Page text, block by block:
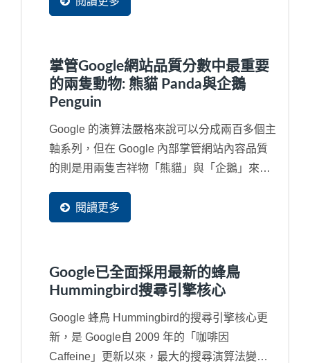
掌管Google網站品質分數中最重要
的兩隻動物: 熊貓 Panda與企鵝
Penguin
Google 的演算法嚴格來說可以分成兩百多個主
軸系列，但在 Google 內部掌管網站內容品質
的則是用兩隻吉祥物「熊貓」與「企鵝」來代
閱讀更多
Google已全面採用最新的蜂鳥
Hummingbird搜尋引擎核心
Google 蜂鳥 Hummingbird的搜尋引擎核心更
新，是 Google自 2009 年的「咖啡因
Caffeine」更新以來，最大的搜尋演算法變